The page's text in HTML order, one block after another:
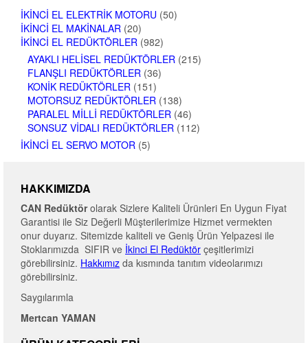
İKINCI EL ELEKTRIK MOTORU (50)
İKINCI EL MAKINALAR (20)
İKINCI EL REDÜKTÖRLER (982)
AYAKLI HELISEL REDÜKTÖRLER (215)
FLANŞLI REDÜKTÖRLER (36)
KONIK REDÜKTÖRLER (151)
MOTORSUZ REDÜKTÖRLER (138)
PARALEL MILLI REDÜKTÖRLER (46)
SONSUZ VIDALI REDÜKTÖRLER (112)
İKINCI EL SERVO MOTOR (5)
HAKKIMIZDA
CAN Redüktörolarak Sizlere Kaliteli Ürünleri En Uygun Fiyat
Garantisi ile Siz Değerli Müşterilerimize Hizmet vermekten
onur duyarız. Sitemizde kaliteli ve Geniş Ürün Yelpazesi ile
Stoklarımızda SIFIR ve İkinci El Redüktör çeşitlerimizi
görebilirsiniz. Hakkımız da kısmında tanıtım videolarımızı
görebilirsiniz.
Saygılarımla
Mertcan YAMAN